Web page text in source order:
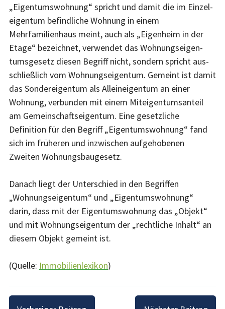
„Eigen­tums­wohnung“ spricht und damit die im Einzel­
eigen­tum be­find­liche Wohnung in einem
Mehrfamilienhaus meint, auch als „Eig­en­heim in der
Etage“ bezeichnet, verwendet das Woh­nungs­eigen­
tums­gesetz diesen Begriff nicht, sondern spricht aus­
schließlich vom Wohnungseigentum. Gemeint ist damit
das Sondereigentum als Alleineigentum an einer
Wohnung, ver­bun­den mit einem Miteigentumsanteil
am Gemeinschaftseigentum. Eine gesetzliche
Definition für den Begriff „Eigentumswohnung“ fand
sich im früheren und inzwischen aufgehobenen
Zweiten Wohnungsbaugesetz.
Danach liegt der Unterschied in den Begriffen
„Wohnungs­eigen­tum“ und „Eigentumswohnung“
darin, dass mit der Eigentums­woh­nung das „Objekt“
und mit Wohnungseigentum der „recht­li­che Inhalt“ an
diesem Objekt gemeint ist.
(Quelle: Immobilienlexikon)
Beitragsnavigation